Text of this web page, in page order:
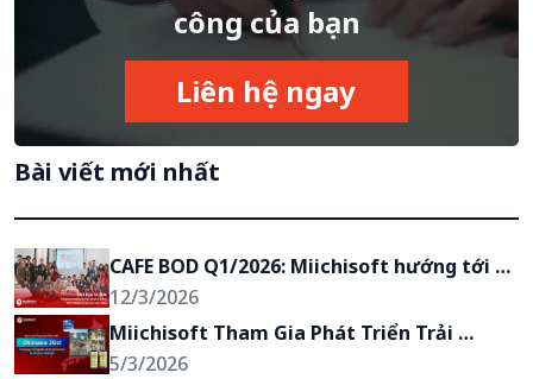
công của bạn
Liên hệ ngay
Bài viết mới nhất
CAFE BOD Q1/2026: Miichisoft hướng tới
mục tiêu trở thành đối tác chiến lược của
khách hàng
12/3/2026
Miichisoft Tham Gia Phát Triển Trải
Nghiệm AR Du Lịch Anime “Okinawa 2Go!”
5/3/2026